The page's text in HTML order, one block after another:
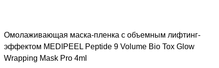
Омолаживающая маска-пленка с объемным лифтинг-
эффектом MEDIPEEL Peptide 9 Volume Bio Tox Glow
Wrapping Mask Pro 4ml